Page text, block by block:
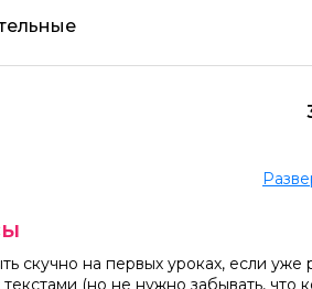
скучно на первых уроках, если уже
(но не нужно забывать, что